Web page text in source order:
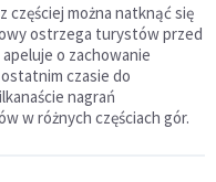
częściej można natknąć się
ostrzega turystów przed
o zachowanie
czasie do
nagrań
w różnych częściach gór.